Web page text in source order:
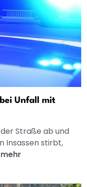
Unfall mit
Straße ab und
Insassen stirbt,
mehr